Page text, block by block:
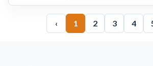
‹ 1 2 3 4